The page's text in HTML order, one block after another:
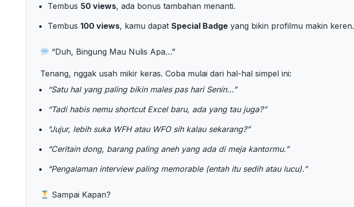
Tembus 50 views, ada bonus tambahan menanti.
Tembus 100 views, kamu dapat Special Badge yang bikin profilmu makin keren.
“Duh, Bingung Mau Nulis Apa…”
Tenang, nggak usah mikir keras. Coba mulai dari hal-hal simpel ini:
“Satu hal yang paling bikin males pas hari Senin…”
“Tadi habis nemu shortcut Excel baru, ada yang tau juga?”
“Jujur, lebih suka WFH atau WFO sih kalau sekarang?”
“Ceritain dong, barang paling aneh yang ada di meja kantormu.”
“Pengalaman interview paling memorable (entah itu sedih atau lucu).”
Sampai Kapan?